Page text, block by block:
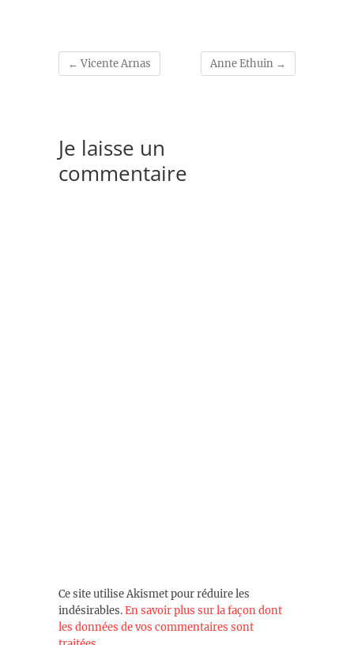
← Vicente Arnas Anne Ethuin →
Je laisse un
commentaire
Ce site utilise Akismet pour réduire les
indésirables.En savoir plus sur la façon dont
les données de vos commentaires sont